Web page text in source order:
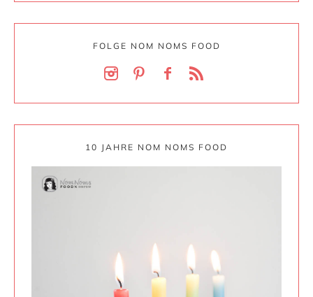
FOLGE NOM NOMS FOOD
10 JAHRE NOM NOMS FOOD